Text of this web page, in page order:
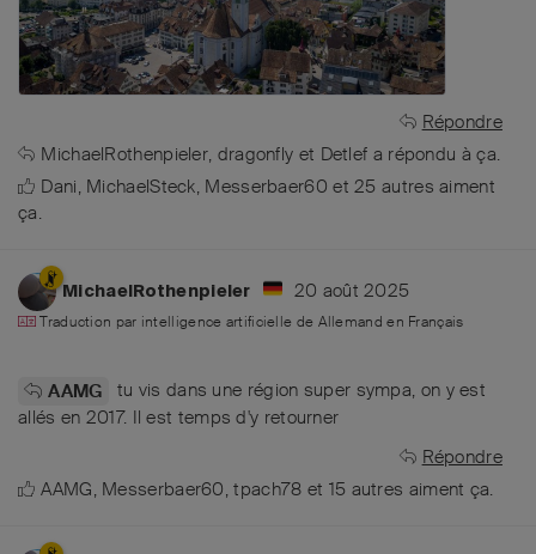
Répondre
MichaelRothenpieler, dragonfly et Detlef a répondu à ça.
Dani, MichaelSteck, Messerbaer60 et25 autres aiment
ça.
MichaelRothenpieler 20 août 2025
Traduction par intelligence artificielle de Allemand en Français
AAMG
tu vis dans une région super sympa, on y est
allés en 2017. Il est temps d'y retourner
Répondre
AAMG, Messerbaer60,tpach78 et 15 autres aiment ça.